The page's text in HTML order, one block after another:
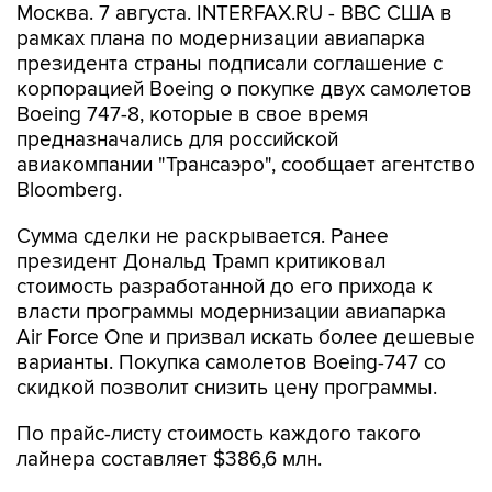
Москва. 7 августа. INTERFAX.RU - ВВС США в
рамках плана по модернизации авиапарка
президента страны подписали соглашение с
корпорацией Boeing о покупке двух самолетов
Boeing 747-8, которые в свое время
предназначались для российской
авиакомпании "Трансаэро", сообщает агентство
Bloomberg.
Сумма сделки не раскрывается. Ранее
президент Дональд Трамп критиковал
стоимость разработанной до его прихода к
власти программы модернизации авиапарка
Air Force One и призвал искать более дешевые
варианты. Покупка самолетов Boeing-747 со
скидкой позволит снизить цену программы.
По прайс-листу стоимость каждого такого
лайнера составляет $386,6 млн.